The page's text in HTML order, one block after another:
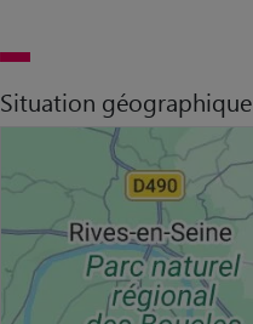
Situation géographique